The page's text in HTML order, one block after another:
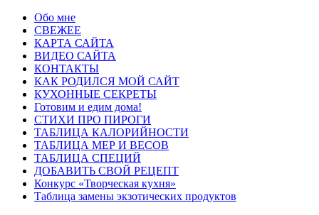
Обо мне
СВЕЖЕЕ
КАРТА САЙТА
ВИДЕО САЙТА
КОНТАКТЫ
КАК РОДИЛСЯ МОЙ САЙТ
КУХОННЫЕ СЕКРЕТЫ
Готовим и едим дома!
СТИХИ ПРО ПИРОГИ
ТАБЛИЦА КАЛОРИЙНОСТИ
ТАБЛИЦА МЕР И ВЕСОВ
ТАБЛИЦА СПЕЦИЙ
ДОБАВИТЬ СВОЙ РЕЦЕПТ
Конкурс «Творческая кухня»
Таблица замены экзотических продуктов